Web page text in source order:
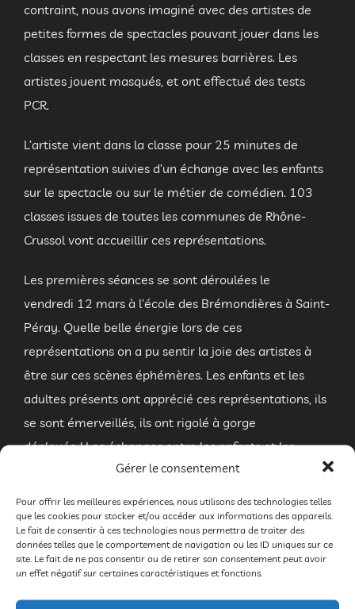
Gérer le consentement
Pour offrir les meilleures expériences, nous utilisons des technologies telles
que les cookies pour stocker et/ou accéder aux informations des appareils.
Le fait de consentir à ces technologies nous permettra de traiter des
données telles que le comportement de navigation ou les ID uniques sur ce
site. Le fait de ne pas consentir ou de retirer son consentement peut avoir
un effet négatif sur certaines caractéristiques et fonctions.
contraint, nous avons imaginé avec des artistes de
petites formes de spectacles pouvant jouer dans les
classes en respectant les mesures barrières. Les
artistes jouent masqués, et ont effectué des tests
PCR.
L’artiste vient dans la classe pour 25 minutes de
représentation suivies d’un échange avec les enfants
sur le spectacle ou sur le métier de comédien. 103
classes issues de toutes les communes de Rhône-
Crussol vont accueillir ces représentations.
Les premières séances se sont déroulées le
vendredi 12 mars à l’école des Brémondières à Saint-
Péray. Quelle belle énergie lors de ces
représentations on a pu sentir la joie des artistes à
être sur ces scènes éphémères. Les enfants et les
adultes présents ont apprécié ces représentations, ils
se sont émerveillés, ils ont rigolé à gorge
déployée ! Les échanges entre les enfants et les
artistes ont été riches à l’issue des représentations.
renouer avec le spectacle vivant.
Spectacle pour les classes de maternelles : Clown,
jongleur, ventriloquie : Cédric FLAHAUT